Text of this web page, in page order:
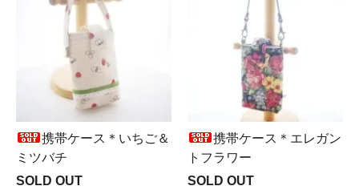
携帯ケース＊いちご＆
ミツバチ
SOLD OUT
携帯ケース＊エレガン
トフラワー
SOLD OUT